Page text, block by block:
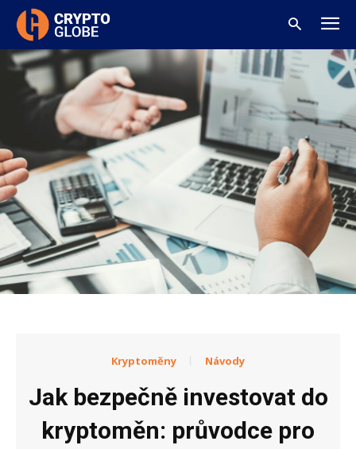
Kryptoměny Návody
Jak bezpečně investovat do
kryptoměn: průvodce pro